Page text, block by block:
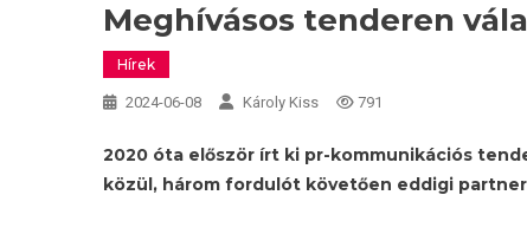
Meghívásos tenderen
Hírek
2024-06-08 Károly Kiss 791
2020 óta először írt ki pr-kommunikációs
közül, három fordulót követően eddigi